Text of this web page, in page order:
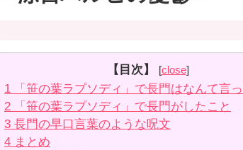
【目次】 [close]
1 「笹の葉ラプソディ」で長門はなんて言
2 「笹の葉ラプソディ」で長門がしたこと
3 長門の早口言葉のような呪文
4 まとめ